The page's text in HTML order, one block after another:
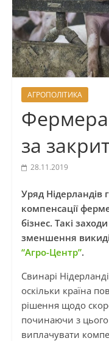
АГРОПОЛІТИКА
за
28.11.2019
Уряд Нідерландів
компенсації
бізнес. Такі
зменшення
“Агро-Центр”.
Свинарі
оскільки країна
рішення щодо
починаючи з
виплачувати